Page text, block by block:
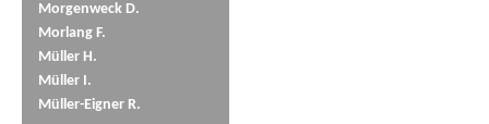
Morgenweck D.
Morlang F.
Müller H.
Müller I.
Müller-Eigner R.